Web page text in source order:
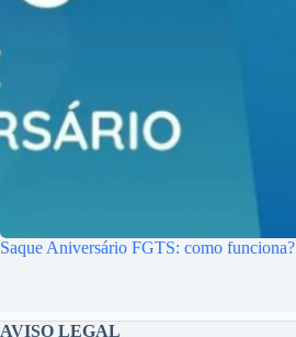
Saque Aniversário FGTS: como funciona?
AVISO LEGAL